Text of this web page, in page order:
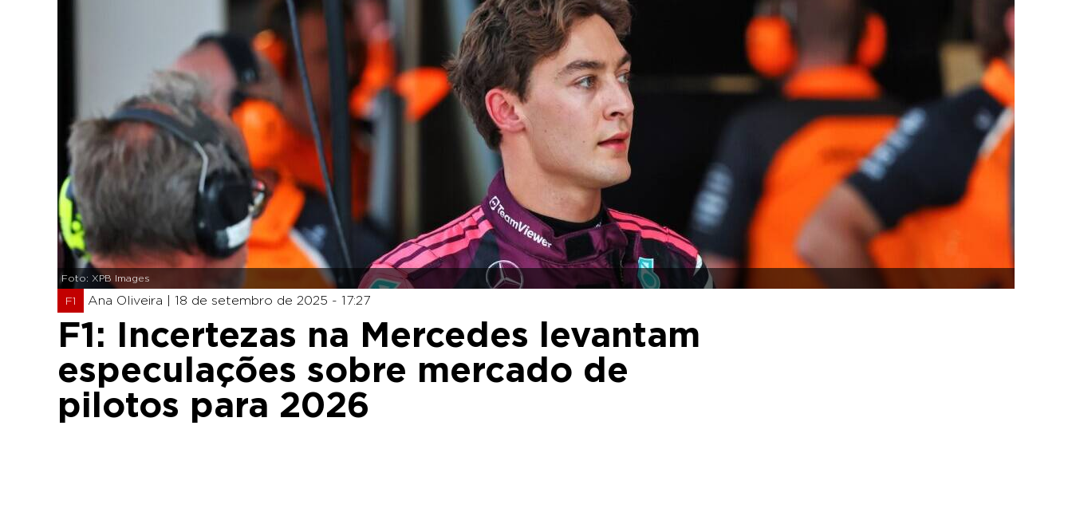
Foto: XPB Images
F1 Ana Oliveira | 18 de setembro de 2025 - 17:27
F1: Incertezas na Mercedes levantam
especulações sobre mercado de
pilotos para 2026